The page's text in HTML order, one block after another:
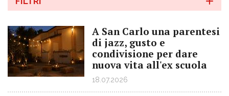
A San Carlo una parentesi
di jazz, gusto e
condivisione per dare
nuova vita all'ex scuola
18.07.2026